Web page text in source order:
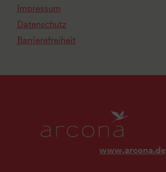
Impressum
Datenschutz
Barrierefreiheit
www.arcona.de